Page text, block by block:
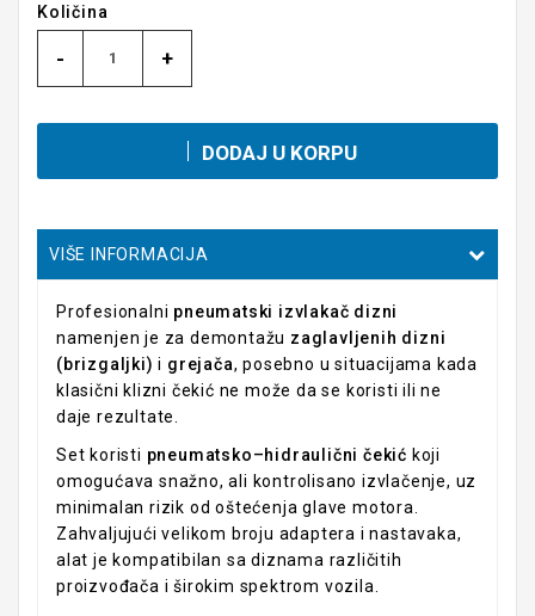
Količina
- +
DODAJ U KORPU
VIŠE INFORMACIJA
Profesionalni pneumatski izvlakač dizni
namenjen je za demontažu zaglavljenih dizni
(brizgaljki) i grejača, posebno u situacijama kada
klasični klizni čekić ne može da se koristi ili ne
daje rezultate.
Set koristi pneumatsko–hidraulični čekić koji
omogućava snažno, ali kontrolisano izvlačenje, uz
minimalan rizik od oštećenja glave motora.
Zahvaljujući velikom broju adaptera i nastavaka,
alat je kompatibilan sa diznama različitih
proizvođača i širokim spektrom vozila.